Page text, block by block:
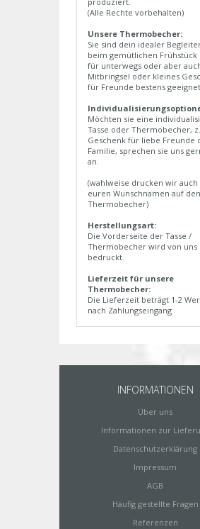
(Alle Rechte vorbehalten)
Unsere Thermobecher:
Sie sind dein idealer
beim gemütlichen Frühstück
für unterwegs oder aber
Mitbringsel oder kleines
für Freunde bestens
Möchten sie eine
Tasse oder Thermobecher,
Geschenk für liebe Freunde
Familie, sprechen sie uns
an.
(wahlweise drucken wir auch
euren Wunschnamen auf den
Thermobecher)
Herstellungsart:
Die Vorderseite der Tasse /
Thermobecher wird von uns
bedruckt.
Lieferzeit für unsere
Thermobecher:
Die Lieferzeit beträgt 1-2
nach Zahlungseingang
INFORMATIONEN
Über uns
Informationen zur
Datenschutzerklärung
Impressum
AGB
Häufig gestellte Fragen
Referenzen